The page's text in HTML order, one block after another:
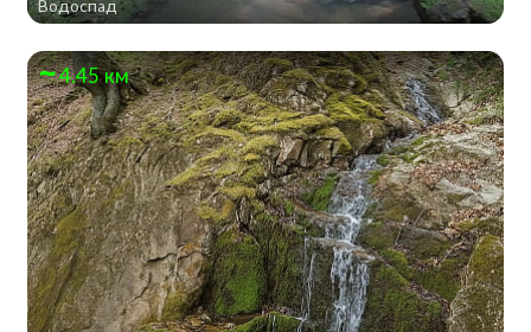
Водоспад
4.45 км